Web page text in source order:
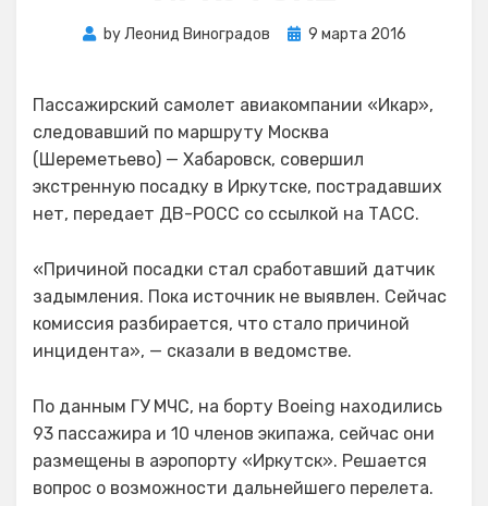
byЛеонид Виноградов
Posted
9 марта 2016
Пассажирский самолет авиакомпании «Икар»,
следовавший по маршруту Москва
(Шереметьево) — Хабаровск, совершил
экстренную посадку в Иркутске, пострадавших
нет, передает ДВ-РОСС со ссылкой на ТАСС.
«Причиной посадки стал сработавший датчик
задымления. Пока источник не выявлен. Сейчас
комиссия разбирается, что стало причиной
инцидента», — сказали в ведомстве.
По данным ГУ МЧС, на борту Boeing находились
93 пассажира и 10 членов экипажа, сейчас они
размещены в аэропорту «Иркутск». Решается
вопрос о возможности дальнейшего перелета.